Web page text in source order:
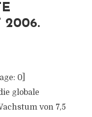
2006.
0]
globale
von 7,5